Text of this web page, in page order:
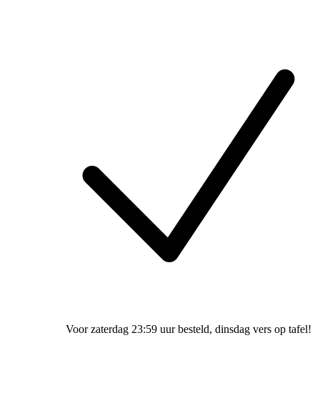
Voor zaterdag 23:59 uur besteld, dinsdag vers op tafel!